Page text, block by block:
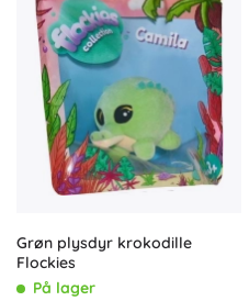
Grøn plysdyr krokodille
Flockies
På lager